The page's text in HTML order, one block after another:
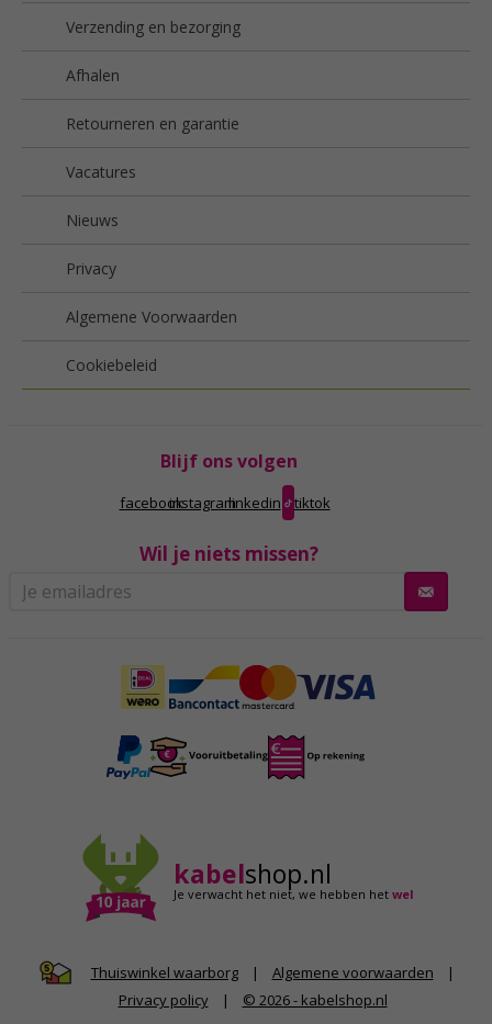
Verzending en bezorging
Afhalen
Retourneren en garantie
Vacatures
Nieuws
Privacy
Algemene Voorwaarden
Cookiebeleid
Blijf ons volgen
facebookinstagramlinkedin tiktok
Wil je niets missen?
kabelshop.nl
Je verwacht het niet,we hebben hetwel
Thuiswinkel waarborg | Algemene voorwaarden
|
Privacy policy
| © 2026 - kabelshop.nl